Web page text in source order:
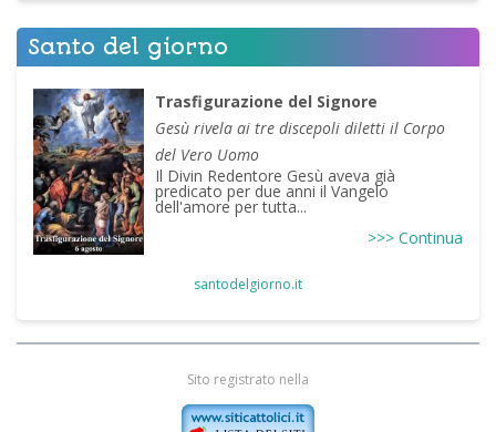
Santo del giorno
Trasfigurazione del Signore
Gesù rivela ai tre discepoli diletti il Corpo
del Vero Uomo
Il Divin Redentore Gesù aveva già
predicato per due anni il Vangelo
dell'amore per tutta...
>>> Continua
santodelgiorno.it
Sito registrato nella